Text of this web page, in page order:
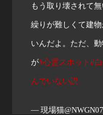
もう取り壊されて
繰りが難しくて建
いんだよ。ただ、
が#心霊スポット #
んでいない説
— 現場猫